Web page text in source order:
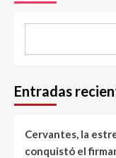
Entradas
Cervantes, la
conquistó el